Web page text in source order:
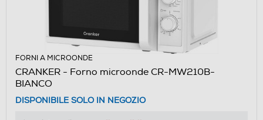
FORNI A MICROONDE
CRANKER - Forno microonde CR-MW210B-
BIANCO
DISPONIBILE SOLO IN NEGOZIO